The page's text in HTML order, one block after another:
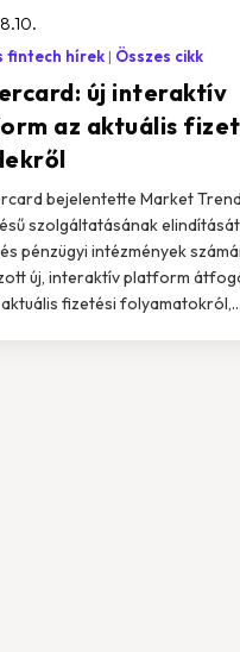
új interaktív
az aktuális
fintech hírek Összes cikk
bejelentette Market
szolgáltatásának
pénzügyi intézmények
új, interaktív platform
fizetési folyamatokról,...